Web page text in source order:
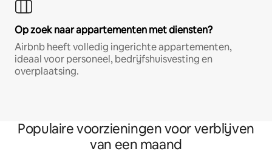
Op zoek naar appartementen met diensten?
Airbnb heeft volledig ingerichte appartementen,
ideaal voor personeel, bedrijfshuisvesting en
overplaatsing.
Populaire voorzieningen voor verblijven
van een maand